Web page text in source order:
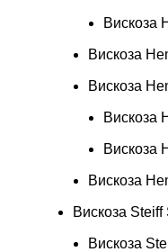
Вискоза
Вискоза
Вискоза
Вискоза
Вискоза
Вискоза
Вискоза Steiff
Вискоза